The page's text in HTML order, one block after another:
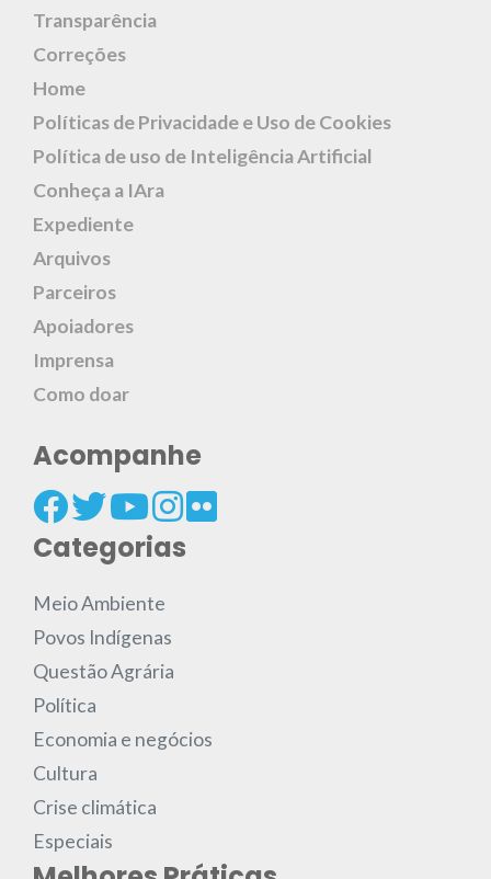
Transparência
Correções
Home
Políticas de Privacidade e Uso de Cookies
Política de uso de Inteligência Artificial
Conheça a IAra
Expediente
Arquivos
Parceiros
Apoiadores
Imprensa
Como doar
Acompanhe
Categorias
Meio Ambiente
Povos Indígenas
Questão Agrária
Política
Economia e negócios
Cultura
Crise climática
Especiais